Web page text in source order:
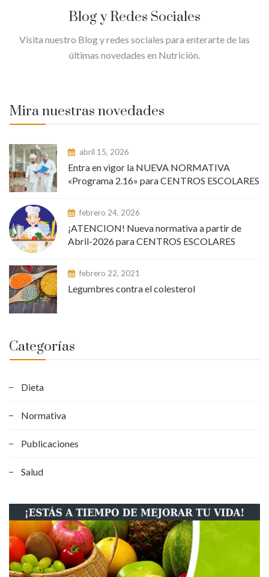
Blog y Redes Sociales
Visita nuestro Blog y redes sociales para enterarte de las
últimas novedades en Nutrición.
Mira nuestras novedades
abril 15, 2026
Entra en vigor la NUEVA NORMATIVA
«Programa 2.16» para CENTROS ESCOLARES
febrero 24, 2026
¡ATENCION! Nueva normativa a partir de
Abril-2026 para CENTROS ESCOLARES
febrero 22, 2021
Legumbres contra el colesterol
Categorías
Dieta
Normativa
Publicaciones
Salud